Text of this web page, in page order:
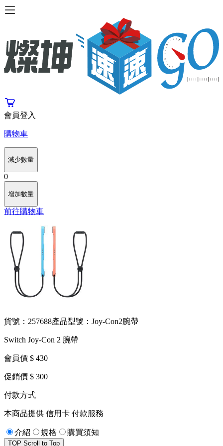
會員登入
購物車
減少數量
0
增加數量
前往購物車
貨號：257688產品型號：Joy-Con2腕帶
Switch Joy-Con 2 腕帶
會員價 $ 430
促銷價 $ 300
付款方式
本商品提供 信用卡 付款服務
介紹 規格 購買須知
TOP Scroll to Top